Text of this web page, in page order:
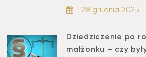
28 grudnia 2025
Dziedziczenie po
małżonku – czy